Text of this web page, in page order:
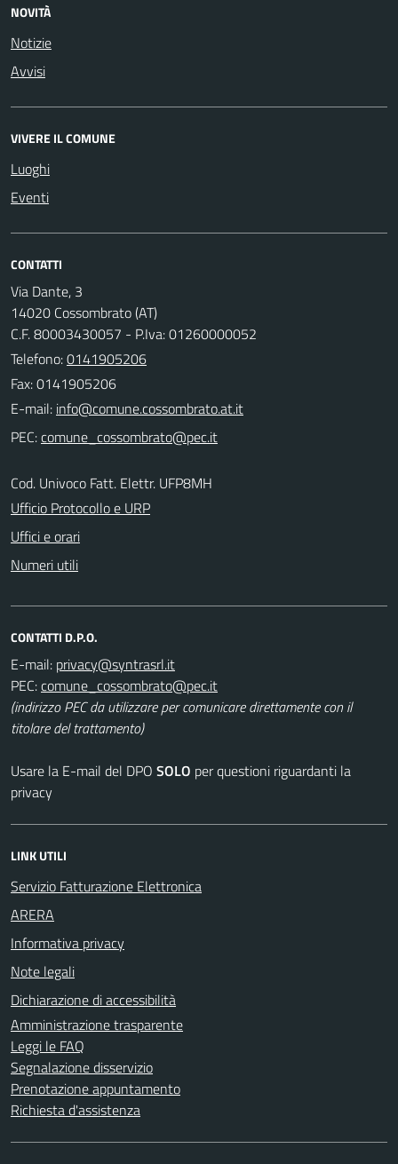
NOVITÀ
Notizie
Avvisi
VIVERE IL COMUNE
Luoghi
Eventi
CONTATTI
Via Dante, 3
14020 Cossombrato (AT)
C.F. 80003430057 - P.Iva: 01260000052
Telefono:0141905206
Fax: 0141905206
E-mail:
PEC:
Cod. Univoco Fatt. Elettr. UFP8MH
Ufficio Protocollo e URP
Uffici e orari
Numeri utili
CONTATTI D.P.O.
E-mail:
PEC:
(indirizzo PEC da utilizzare per comunicare direttamente con il
titolare del trattamento)
Usare la E-mail del DPO SOLO per questioni riguardanti la
privacy
LINK UTILI
Servizio Fatturazione Elettronica
ARERA
Informativa privacy
Note legali
Dichiarazione di accessibilità
Amministrazione trasparente
Leggi le FAQ
Segnalazione disservizio
Prenotazione appuntamento
Richiesta d'assistenza